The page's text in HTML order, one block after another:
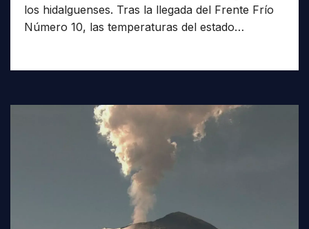
los hidalguenses. Tras la llegada del Frente Frío
Número 10, las temperaturas del estado…